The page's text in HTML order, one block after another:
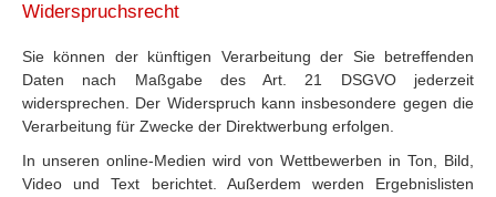
Widerspruchsrecht
Sie können der künftigen Verarbeitung der Sie betreffenden
Daten nach Maßgabe des Art. 21 DSGVO jederzeit
widersprechen. Der Widerspruch kann insbesondere gegen die
Verarbeitung für Zwecke der Direktwerbung erfolgen.
In unseren online-Medien wird von Wettbewerben in Ton, Bild,
Video und Text berichtet. Außerdem werden Ergebnislisten